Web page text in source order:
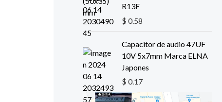
R13F
$ 0.58
Capacitor de audio 47UF
10V 5x7mm Marca ELNA
Japones
$ 0.17